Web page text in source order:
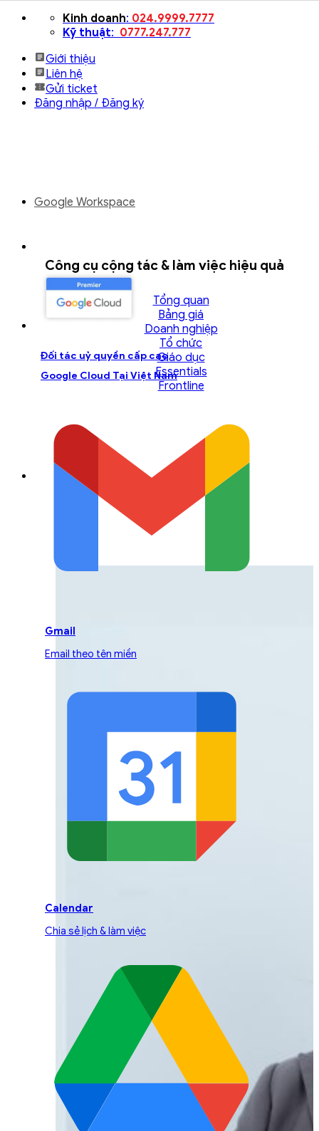
dung
Kinh doanh: 024.9999.7777
Kỹ thuật: 0777.247.777
Giới thiệu
Liên hệ
Gửi ticket
Đăng nhập / Đăng ký
Đối tác uỷ quyền cấp cao
Google Cloud Tại Việt Nam
LIÊN HỆ ĐỘI NGŨ TƯ
VẤN
Liên hệ với đội ngũ chuyên gia GCS để được
Google Workspace
Công cụ cộng tác & làm việc hiệu quả
Tổng quan
Bảng giá
Doanh nghiệp
Tổ chức
Giáo dục
Essentials
Frontline
Gmail
Email theo tên miền
Calendar
Chia sẻ lịch & làm việc